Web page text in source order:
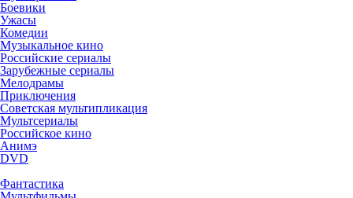
Боевики
Ужасы
Комедии
Музыкальное кино
Российские сериалы
Зарубежные сериалы
Мелодрамы
Приключения
Советская мультипликация
Мультсериалы
Российское кино
Анимэ
DVD
Фантастика